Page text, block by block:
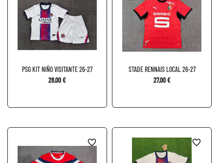
PSG KIT NIÑO VISITANTE 26-27
28,00 €
STADE RENNAIS LOCAL 26-27
27,00 €
favorite_border favorite_border